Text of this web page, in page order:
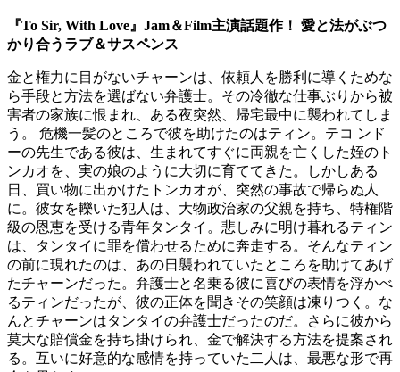
『To Sir, With Love』Jam＆Film主演話題作！ 愛と法がぶつ
かり合うラブ＆サスペンス
金と権力に目がないチャーンは、依頼人を勝利に導くためな
ら手段と方法を選ばない弁護士。その冷徹な仕事ぶりから被
害者の家族に恨まれ、ある夜突然、帰宅最中に襲われてしま
う。 危機一髪のところで彼を助けたのはティン。テコ ンド
ーの先生である彼は、生まれてすぐに両親を亡くした姪のト
ンカオを、実の娘のように大切に育ててきた。しかしある
日、買い物に出かけたトンカオが、突然の事故で帰らぬ人
に。彼女を轢いた犯人は、大物政治家の父親を持ち、特権階
級の恩恵を受ける青年タンタイ。悲しみに明け暮れるティン
は、タンタイに罪を償わせるために奔走する。そんなティン
の前に現れたのは、あの日襲われていたところを助けてあげ
たチャーンだった。弁護士と名乗る彼に喜びの表情を浮かべ
るティンだったが、彼の正体を聞きその笑顔は凍りつく。な
んとチャーンはタンタイの弁護士だったのだ。さらに彼から
莫大な賠償金を持ち掛けられ、金で解決する方法を提案され
る。互いに好意的な感情を持っていた二人は、最悪な形で再